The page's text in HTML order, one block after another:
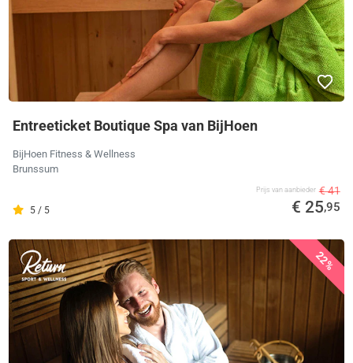
Entreeticket Boutique Spa van BijHoen
BijHoen Fitness & Wellness
Brunssum
5 / 5
Prijs van aanbieder € 41
€ 25,95
22%